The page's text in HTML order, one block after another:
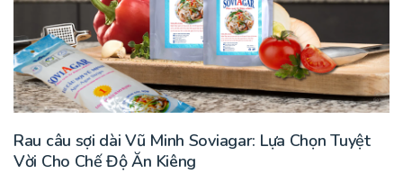
Rau câu sợi dài Vũ Minh Soviagar: Lựa Chọn Tuyệt
Vời Cho Chế Độ Ăn Kiêng